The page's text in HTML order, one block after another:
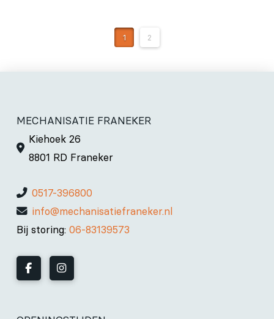
1 2
MECHANISATIE FRANEKER
Kiehoek 26
8801 RD Franeker
0517-396800
info@mechanisatiefraneker.nl
Bij storing: 06-83139573